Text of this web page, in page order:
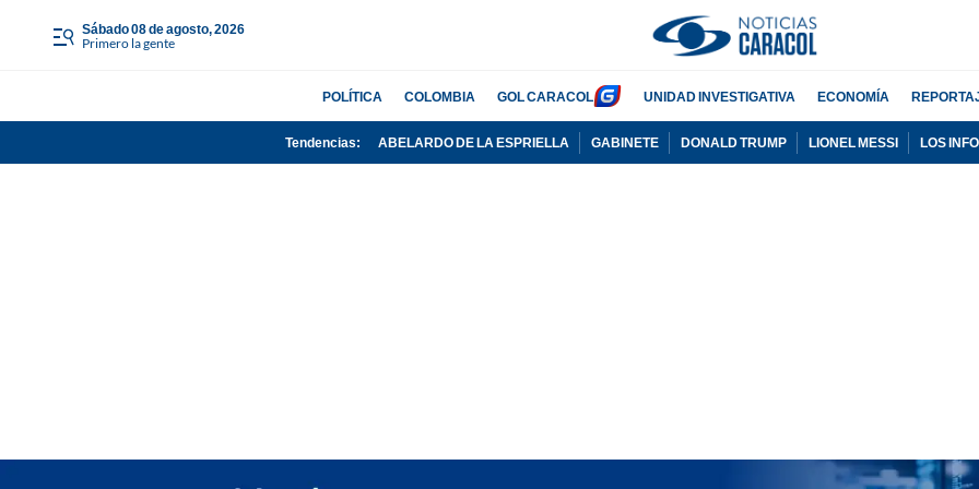
sábado 08 de agosto, 2026
Primero la gente
POLÍTICA COLOMBIA GOL CARACOL UNIDAD INVESTIGATIVA ECONOMÍA
Tendencias: ABELARDO DE LA ESPRIELLA GABINETE DONALD TRUMP LIONEL MESSI LOS